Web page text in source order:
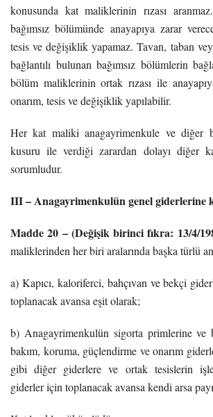
konusunda kat maliklerinin rızası
bağımsız bölümünde anayapıya zarar
tesis ve değişiklik yapamaz. Tavan, taban
bağlantılı bulunan bağımsız bölümlerin
bölüm maliklerinin ortak rızası ile
onarım, tesis ve değişiklik yapılabilir.
Her kat maliki anagayrimenkule ve diğer
kusuru ile verdiği zarardan dolayı diğer
sorumludur.
III – Anagayrimenkulün genel giderlerine
Madde 20 – (Değişik birinci fıkra: 13/4/
maliklerinden her biri aralarında başka türlü
a) Kapıcı, kaloriferci, bahçıvan ve bekçi
toplanacak avansa eşit olarak;
b) Anagayrimenkulün sigorta primlerine ve
bakım, koruma, güçlendirme ve onarım
gibi diğer giderlere ve ortak tesislerin
giderler için toplanacak avansa kendi arsa